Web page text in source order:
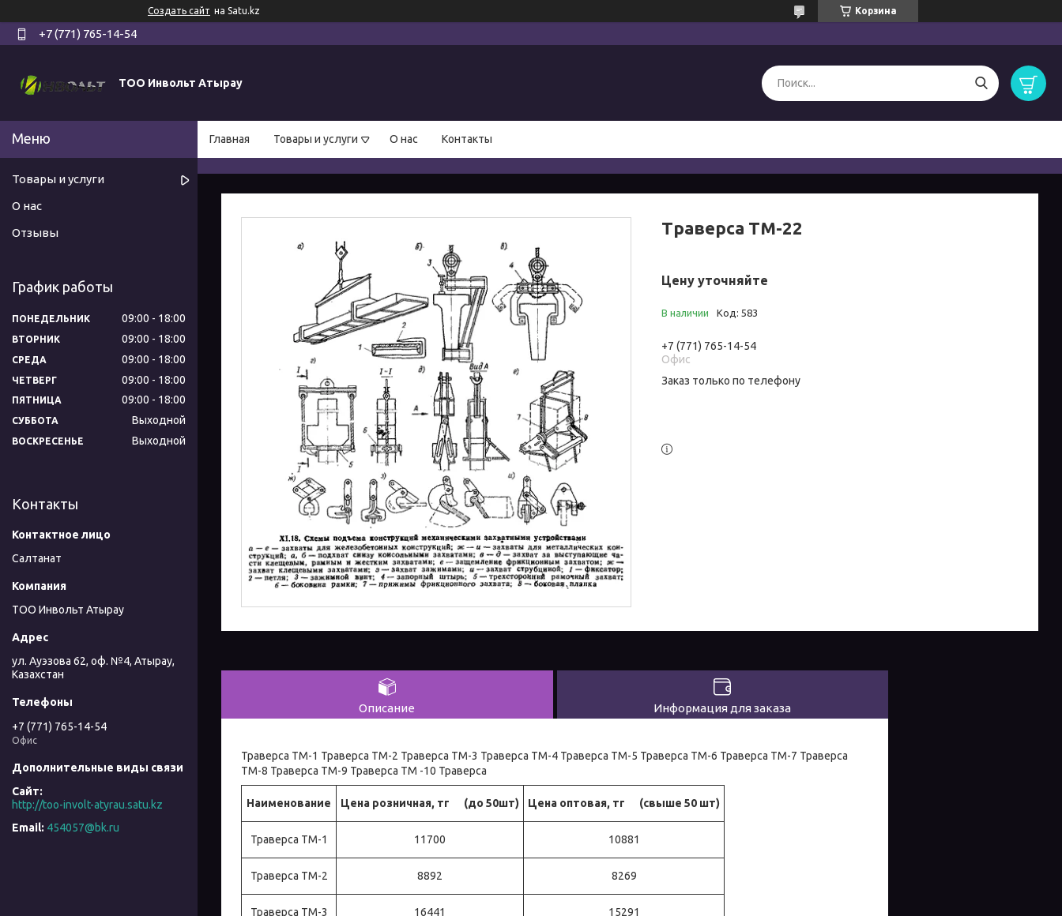
Создать сайт на Satu.kz Корзина
+7 (771) 765-14-54
ТОО Инвольт Атырау
Главная Товары и услуги О нас Контакты
Траверса ТМ-22
Цену уточняйте
В наличии Код: 583
+7 (771) 765-14-54
Офис
Заказ только по телефону
Описание Информация для заказа
Траверса ТМ-1 Траверса ТМ-2 Траверса ТМ-3 Траверса ТМ-4 Траверса ТМ-5 Траверса ТМ-6 Траверса ТМ-7 Траверса
ТМ-8 Траверса ТМ-9 Траверса ТМ -10 Траверса
Наименование Цена розничная, тг (до 50шт) Цена оптовая, тг (свыше 50 шт)
Траверса ТМ-1 11700 10881
Траверса ТМ-2 8892 8269
Траверса ТМ-3 16441 15291
Товары и услуги
О нас
Отзывы
График работы
ПОНЕДЕЛЬНИК 09:00 18:00
ВТОРНИК 09:00 18:00
СРЕДА 09:00 18:00
ЧЕТВЕРГ 09:00 18:00
ПЯТНИЦА 09:00 18:00
СУББОТА Выходной
ВОСКРЕСЕНЬЕ Выходной
Контакты
Салтанат
ТОО Инвольт Атырау
ул. Ауэзова 62, оф. №4, Атырау,
Казахстан
+7 (771) 765-14-54
Офис
http://too-involt-atyrau.satu.kz
454057@bk.ru